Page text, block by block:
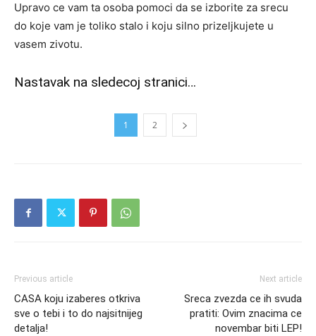
Upravo ce vam ta osoba pomoci da se izborite za srecu
do koje vam je toliko stalo i koju silno prizeljkujete u
vasem zivotu.
Nastavak na sledecoj stranici…
1 2
Previous article
CASA koju izaberes otkriva
sve o tebi i to do najsitnijeg
detalja!
Next article
Sreca zvezda ce ih svuda
pratiti: Ovim znacima ce
novembar biti LEP!